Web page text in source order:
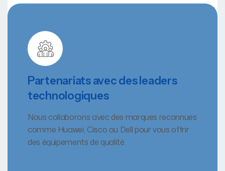
Partenariats avec des leaders
technologiques
Nous collaborons avec des marques reconnues
comme Huawei, Cisco ou Dell pour vous offrir
des équipements de qualité.